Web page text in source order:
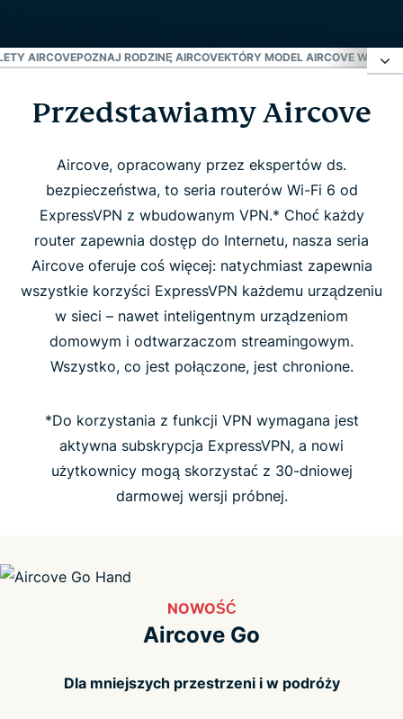
AIRCOVEPOZNAJ RODZINĘ AIRCOVEKTÓRY MODEL AIRCOVE
Przedstawiamy Aircove
Odkryj zalety Aircove
Poznaj rodzinę Aircove
Który model Aircove wybrać?
Ludzie kochają Aircove
Przedstawiamy Aircove
Aircove, opracowany przez ekspertów ds.
bezpieczeństwa, to seria routerów Wi-Fi 6 od
ExpressVPN z wbudowanym VPN.* Choć każdy
router zapewnia dostęp do Internetu, nasza seria
Aircove oferuje coś więcej: natychmiast zapewnia
wszystkie korzyści ExpressVPN każdemu urządzeniu
w sieci – nawet inteligentnym urządzeniom
domowym i odtwarzaczom streamingowym.
Wszystko, co jest połączone, jest chronione.
*Do korzystania z funkcji VPN wymagana jest
aktywna subskrypcja ExpressVPN, a nowi
użytkownicy mogą skorzystać z 30-dniowej
darmowej wersji próbnej.
NOWOŚĆ
Aircove Go
Dla mniejszych przestrzeni i w podróży